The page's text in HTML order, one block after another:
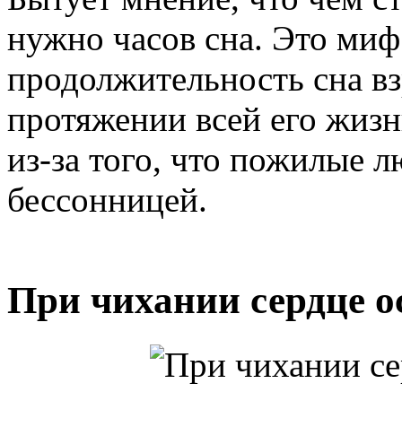
нужно часов сна. Это
продолжительность сна
протяжении всей его
из-за того, что пожилые
бессонницей.
При чихании сердце